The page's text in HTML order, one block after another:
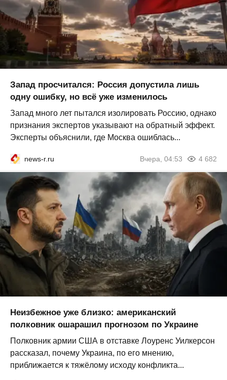
Запад просчитался: Россия допустила лишь
одну ошибку, но всё уже изменилось
Запад много лет пытался изолировать Россию, однако
признания экспертов указывают на обратный эффект.
Эксперты объяснили, где Москва ошиблась...
news-r.ru Вчера, 04:53 4 682
Неизбежное уже близко: американский
полковник ошарашил прогнозом по Украине
Полковник армии США в отставке Лоуренс Уилкерсон
рассказал, почему Украина, по его мнению,
приближается к тяжёлому исходу конфликта...